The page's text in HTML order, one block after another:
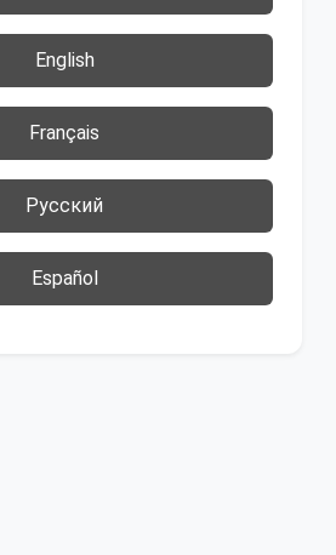
English
Français
Русский
Español